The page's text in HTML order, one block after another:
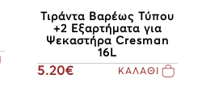
Τιράντα Βαρέως Τύπου
+2 Εξαρτήματα για
Ψεκαστήρα Cresman
16L
5.20€ ΚΑΛΑΘΙ